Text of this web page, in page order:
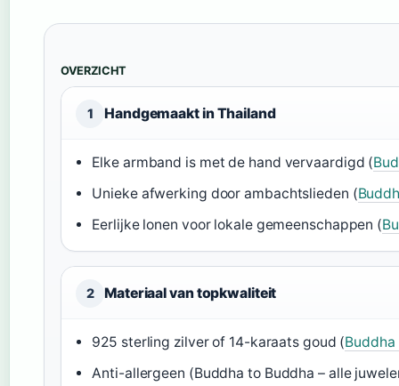
OVERZICHT
1 Handgemaakt in Thailand
Elke armband is met de hand vervaardigd (
Unieke afwerking door ambachtslieden (
Eerlijke lonen voor lokale gemeenschappen (
2 Materiaal van topkwaliteit
925 sterling zilver of 14-karaats goud (Buddha
Anti-allergeen (Buddha to Buddha – alle